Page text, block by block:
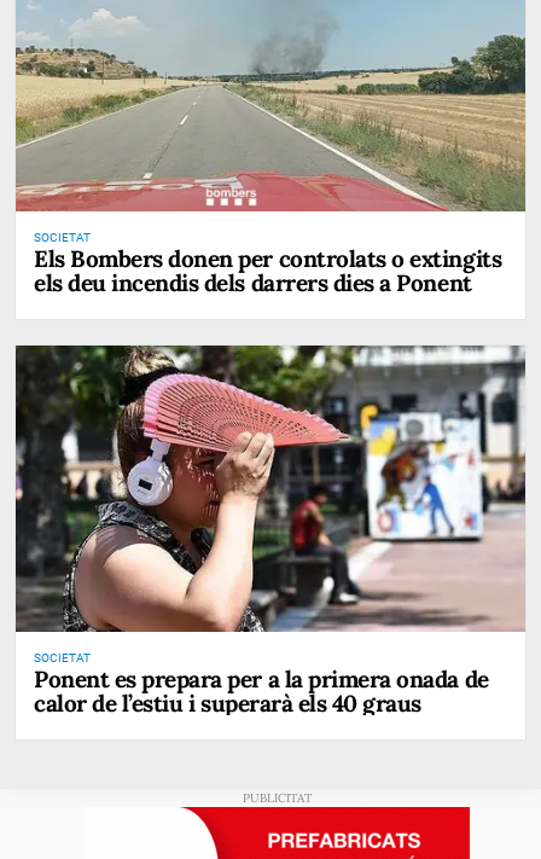
SOCIETAT
Els Bombers donen per controlats o extingits
els deu incendis dels darrers dies a Ponent
SOCIETAT
Ponent es prepara per a la primera onada de
calor de l’estiu i superarà els 40 graus